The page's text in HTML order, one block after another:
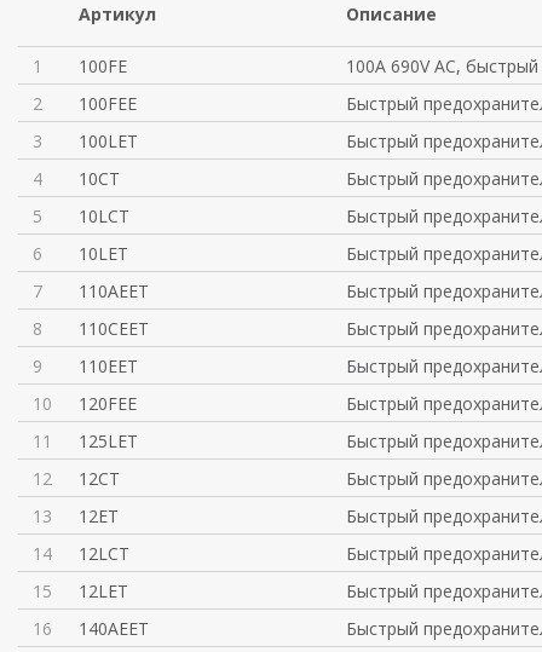
Артикул Описание
1 100FE
100A 690V AC,
2
100FEE
Быстрый
3
100LET
Быстрый
4
10CT
Быстрый
5
10LCT
Быстрый
6
10LET
Быстрый
7
110AEET
Быстрый
8
110CEET
Быстрый
9
110EET
Быстрый
10
120FEE
Быстрый
11
125LET
Быстрый
12
12CT
Быстрый
13
12ET
Быстрый
14
12LCT
Быстрый
15
12LET
Быстрый
16
140AEET
Быстрый